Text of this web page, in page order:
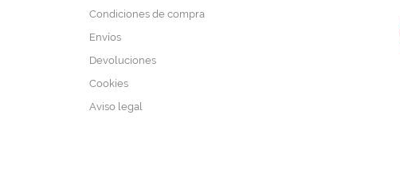
Condiciones de compra
Envíos
Devoluciones
Cookies
Aviso legal